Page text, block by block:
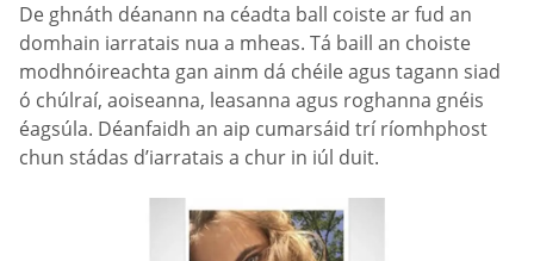
De ghnáth déanann na céadta ball coiste ar fud an
domhain iarratais nua a mheas. Tá baill an choiste
modhnóireachta gan ainm dá chéile agus tagann siad
ó chúlraí, aoiseanna, leasanna agus roghanna gnéis
éagsúla. Déanfaidh an aip cumarsáid trí ríomhphost
chun stádas d’iarratais a chur in iúl duit.